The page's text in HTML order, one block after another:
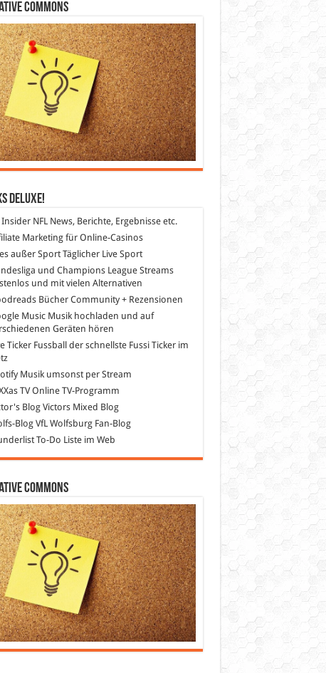
Commons
DeLuXe!
InsiderNFL News, Berichte, Ergebnisse etc.
Marketingfür Online-Casinos
außer SportTäglicher Live Sport
und Champions League Streams
und mit vielen Alternativen
Bücher Community + Rezensionen
MusicMusik hochladen und auf
Geräten hören
Ticker Fussball
der schnellste Fussi Ticker im
Musik umsonst per Stream
TVOnline TV-Programm
BlogVictors Mixed Blog
BlogVfL Wolfsburg Fan-Blog
To-Do Liste im Web
Commons